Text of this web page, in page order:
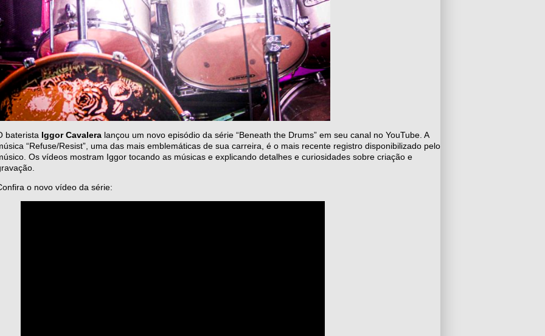
baterista Iggor Cavalera lançou um novo episódio da série “Beneath the Drums” em seu canal no YouTube. A
“Refuse/Resist”, uma das mais emblemáticas de sua carreira, é o mais recente registro disponibilizado pelo
Os vídeos mostram Iggor tocando as músicas e explicando detalhes e curiosidades sobre criação e
o novo vídeo da série: